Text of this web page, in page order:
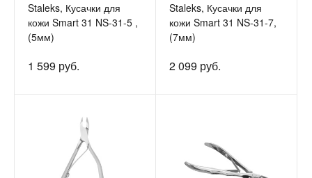
Staleks, Кусачки для
кожи Smart 31 NS-31-5 ,
(5мм)
1 599 руб.
Staleks, Кусачки для
кожи Smart 31 NS-31-7,
(7мм)
2 099 руб.